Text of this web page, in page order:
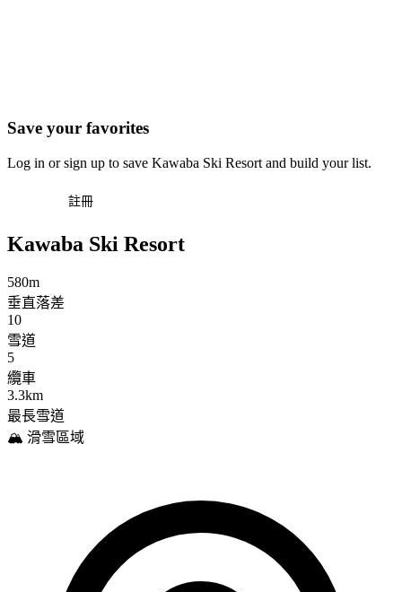
Save your favorites
Log in or sign up to save Kawaba Ski Resort and build your list.
註冊
Kawaba Ski Resort
580m
垂直落差
10
雪道
5
纜車
3.3km
最長雪道
🏔️ 滑雪區域